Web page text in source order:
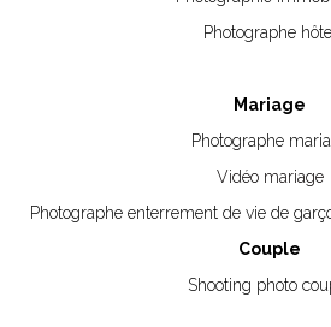
Photographe hôtel
Mariage
Photographe
Vidéo mariage
Photographe enterrement de vie de
Couple
Shooting photo